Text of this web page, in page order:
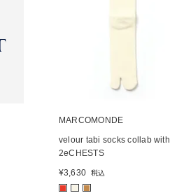
MARCOMONDE
velour tabi socks collab with
2eCHESTS
¥3,630 税込
■ ■ ■